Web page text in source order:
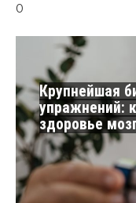
0
Крупнейшая
упражнений:
здоровье